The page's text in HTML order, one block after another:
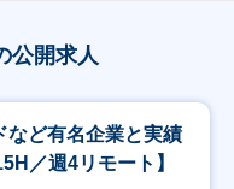
公開求人
など有名企業と実績
／週4リモート】